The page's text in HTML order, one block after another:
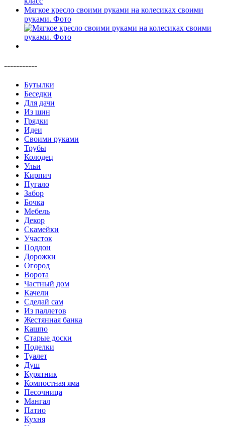
Мягкое кресло своими руками на колесиках своими
руками. Фото
-----------
Бутылки
Беседки
Для дачи
Из шин
Грядки
Идеи
Своими руками
Трубы
Колодец
Ульи
Кирпич
Пугало
Забор
Бочка
Мебель
Декор
Скамейки
Участок
Поддон
Дорожки
Огород
Ворота
Частный дом
Качели
Сделай сам
Из паллетов
Жестянная банка
Кашпо
Старые доски
Поделки
Туалет
Душ
Курятник
Компостная яма
Песочница
Мангал
Патио
Кухня